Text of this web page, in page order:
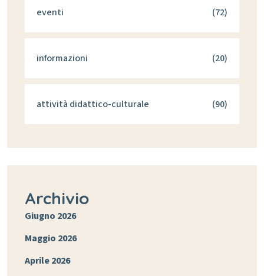
eventi (72)
informazioni (20)
attività didattico-culturale (90)
Archivio
Giugno 2026
Maggio 2026
Aprile 2026